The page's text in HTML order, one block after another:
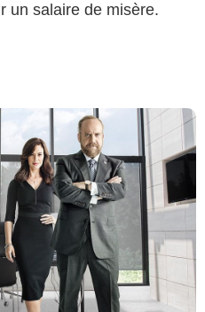
un salaire de misère.